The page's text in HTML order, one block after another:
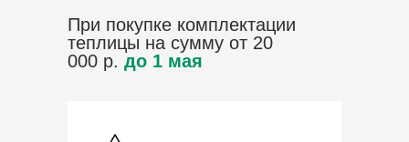
При покупке комплектации
теплицы на сумму от 20
000 р. до 1 мая